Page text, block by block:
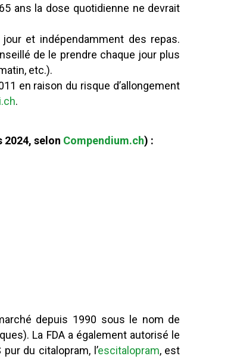
ans la dose quotidienne ne devrait
et indépendamment des repas.
de le prendre chaque jour plus
etc.).
en raison du risque d’allongement
.
2024, selon Compendium.ch) :
depuis 1990 sous le nom de
La FDA a également autorisé le
du citalopram, l’escitalopram, est